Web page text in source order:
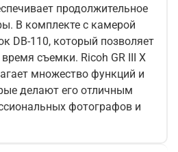
продолжительное
В комплекте с камерой
DB-110, который позволяет
Ricoh GR III X
множество функций и
делают его отличным
фотографов и